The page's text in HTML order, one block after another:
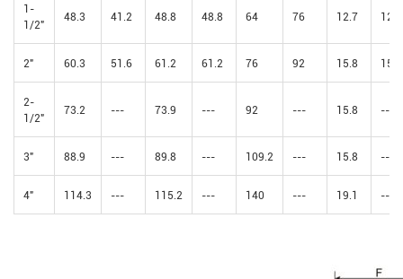
1-
1/2"
48.3 41.2 48.8 48.8 64 76 12.7 12.7
2" 60.3 51.6 61.2 61.2 76 92 15.8 15.8
2-
1/2"
73.2 --- 73.9 --- 92 --- 15.8 ---
3" 88.9 --- 89.8 --- 109.2 --- 15.8 ---
4" 114.3 --- 115.2 --- 140 --- 19.1 ---